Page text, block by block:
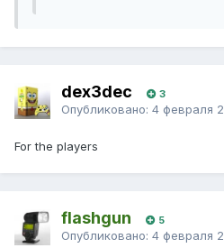
dex3dec 3
Опубликовано: 4 февраля
For the players
flashgun 5
Опубликовано: 4 февраля